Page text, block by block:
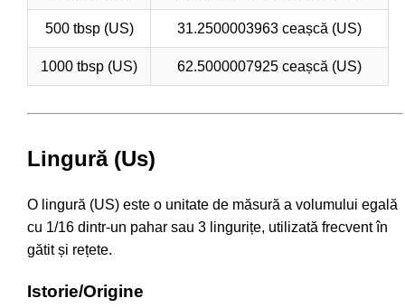
500 tbsp (US) 31.2500003963 ceașcă (US)
1000 tbsp (US) 62.5000007925 ceașcă (US)
Lingură (Us)
O lingură (US) este o unitate de măsură a volumului egală
cu 1/16 dintr-un pahar sau 3 lingurițe, utilizată frecvent în
gătit și rețete.
Istorie/Origine